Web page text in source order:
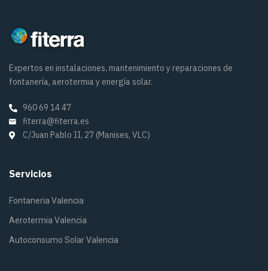
Expertos en instalaciones, mantenimiento y reparaciones de
fontanería, aerotermia y energía solar.
960 69 14 47
fiterra@fiterra.es
C/Juan Pablo II, 27 (Manises, VLC)
Servicios
Fontaneria Valencia
Aerotermia Valencia
Autoconsumo Solar Valencia